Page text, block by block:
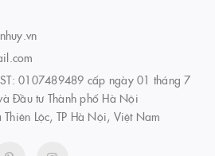
0107489489 cấp ngày 01 tháng 7
Đầu tư Thành phố Hà Nội
Lộc, TP Hà Nội, Việt Nam